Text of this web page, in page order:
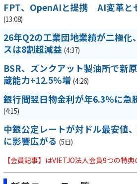
FPT、OpenAIと提携 AI変革と
(13:08)
26年Q2の工業団地業績が二極化
スは8割超減益 (4:37)
BSR、ズンクアット製油所で新
蔵能力+12.5％増 (4:26)
銀行間翌日物金利が年6.3％に急
(4:15)
中銀公定レートが対ドル最安値
に影響広がる (5日)
【会員記事】はVIETJO法人会員9つの特